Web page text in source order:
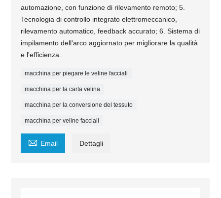
automazione, con funzione di rilevamento remoto; 5.
Tecnologia di controllo integrato elettromeccanico,
rilevamento automatico, feedback accurato; 6. Sistema di
impilamento dell'arco aggiornato per migliorare la qualità
e l'efficienza.
macchina per piegare le veline facciali
macchina per la carta velina
macchina per la conversione del tessuto
macchina per veline facciali
 Email Dettagli